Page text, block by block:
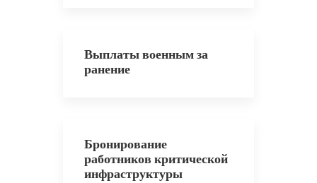
Выплаты военным за
ранение
Бронирование
работников критической
инфраструктуры